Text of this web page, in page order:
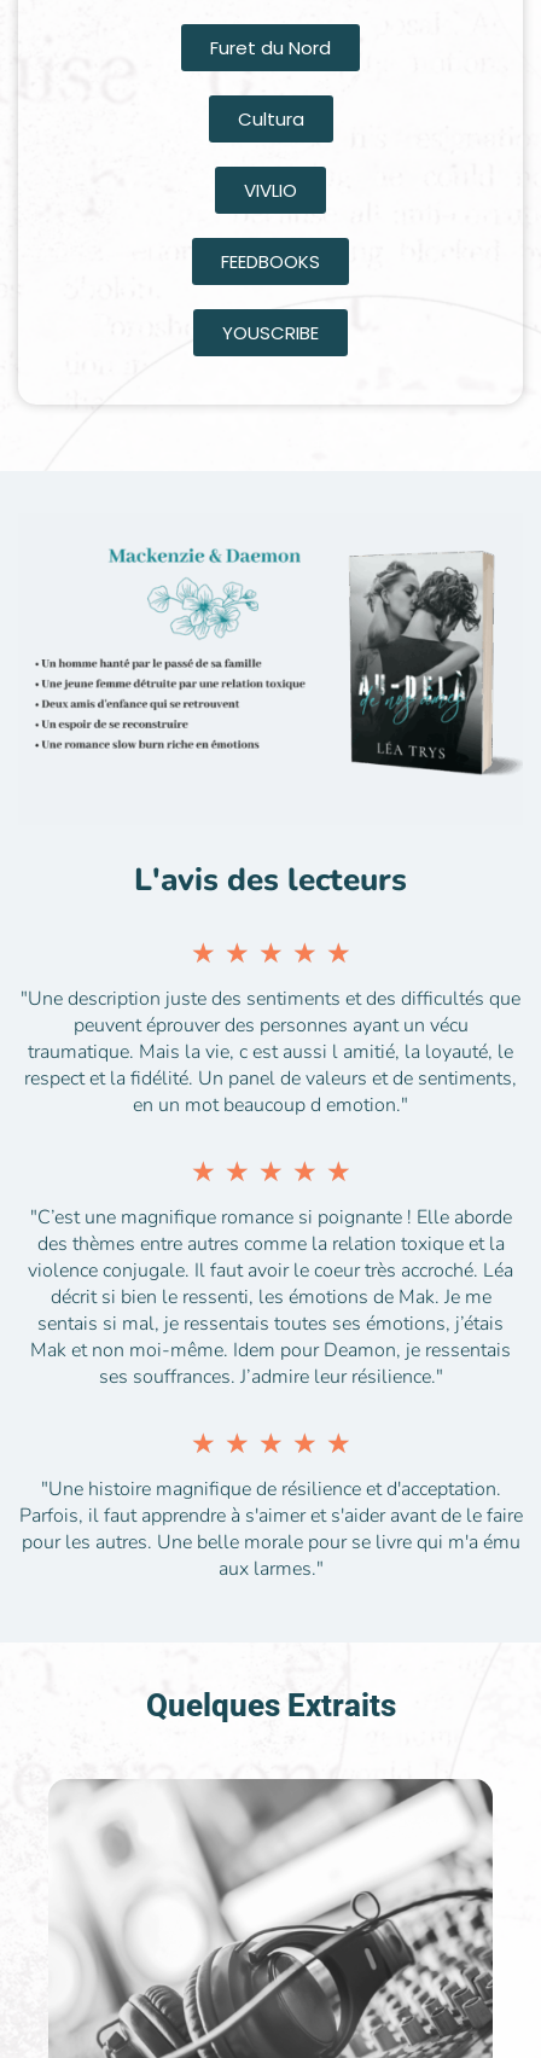
Furet du Nord
Cultura
VIVLIO
FEEDBOOKS
YOUSCRIBE
L'avis des lecteurs
★ ★ ★ ★ ★
"Une description juste des sentiments et des difficultés que
peuvent éprouver des personnes ayant un vécu
traumatique. Mais la vie, c est aussi l amitié, la loyauté, le
respect et la fidélité. Un panel de valeurs et de sentiments,
en un mot beaucoup d emotion."
★ ★ ★ ★ ★
"C’est une magnifique romance si poignante ! Elle aborde
des thèmes entre autres comme la relation toxique et la
violence conjugale. Il faut avoir le coeur très accroché. Léa
décrit si bien le ressenti, les émotions de Mak. Je me
sentais si mal, je ressentais toutes ses émotions, j’étais
Mak et non moi-même. Idem pour Deamon, je ressentais
ses souffrances. J’admire leur résilience."
★ ★ ★ ★ ★
"Une histoire magnifique de résilience et d'acceptation.
Parfois, il faut apprendre à s'aimer et s'aider avant de le faire
pour les autres. Une belle morale pour se livre qui m'a ému
aux larmes."
Quelques Extraits